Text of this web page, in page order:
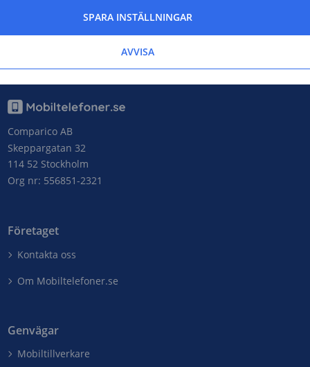
AVVISA
SPARA INSTÄLLNINGAR
Hjälpte den här informationen dig?
Ja
Comparico AB
Skeppargatan 32
114 52 Stockholm
Org nr: 556851-2321
Företaget
Kontakta oss
Om Mobiltelefoner.se
Genvägar
Mobiltillverkare